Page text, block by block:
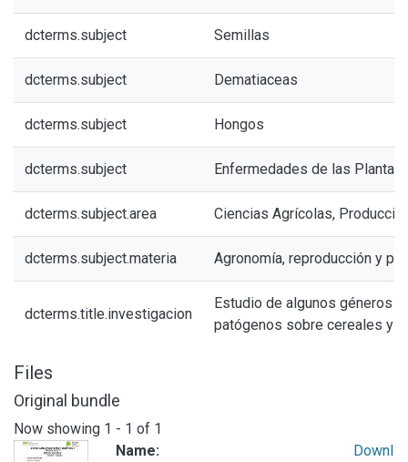
dcterms.subject Semillas
dcterms.subject Dematiaceas
dcterms.subject Hongos
dcterms.subject Enfermedades de las Plantas
dcterms.subject.area Ciencias Agrícolas,
dcterms.subject.materia Agronomía, reproducción y
dcterms.title.investigacion
Estudio de algunos géneros
patógenos sobre cereales y
Files
Original bundle
Now showing 1 - 1 of 1
Name:
Downl